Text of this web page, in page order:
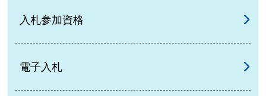
入札参加資格
電子入札